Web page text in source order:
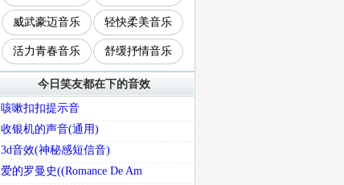
威武豪迈音乐 轻快柔美音乐
活力青春音乐 舒缓抒情音乐
今日笑友都在下的音效
咳嗽扣扣提示音
收银机的声音(通用)
3d音效(神秘感短信音)
爱的罗曼史((Romance De Am